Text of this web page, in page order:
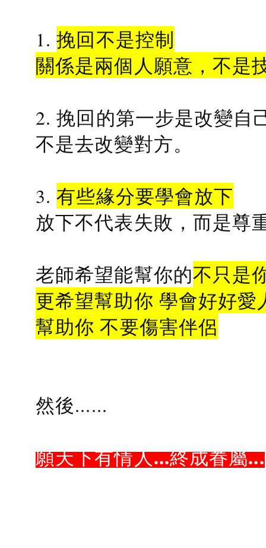
1.挽回不是控制
關係是兩個人願意，不是
2. 挽回的第一步是改變自
不是去改變對方。
3.有些緣分要學會放下
放下不代表失敗，而是尊
老師希望能幫你的不只是
更希望幫助你 學會好好愛
幫助你 不要傷害伴侶
然後......
願天下有情人...終成眷屬...